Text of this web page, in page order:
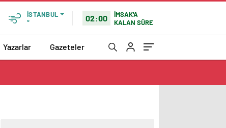
İSTANBUL
°
02:00
İMSAK'A
KALAN SÜRE
Yazarlar Gazeteler